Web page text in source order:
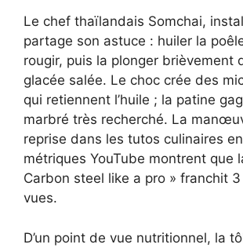
Le chef thaïlandais Somchai,
partage son astuce : huiler la
rougir, puis la plonger brièvement
glacée salée. Le choc crée des
qui retiennent l’huile ; la patine
marbré très recherché. La
reprise dans les tutos culinaires
métriques YouTube montrent que
Carbon steel like a pro » franchit
vues.
D’un point de vue nutritionnel, la